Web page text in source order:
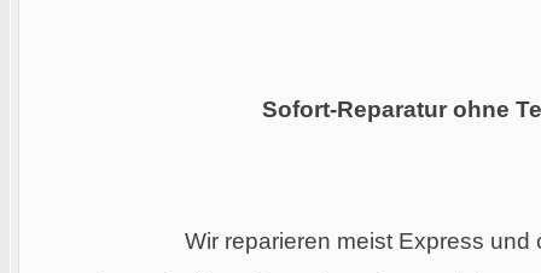
Sofort-Reparatur ohne
Wir reparieren meist Express und